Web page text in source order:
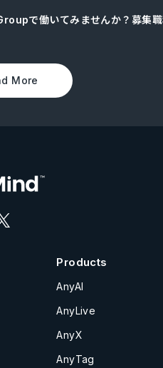
で働いてみませんか？募集
More
Products
AnyAI
AnyLive
AnyX
AnyTag